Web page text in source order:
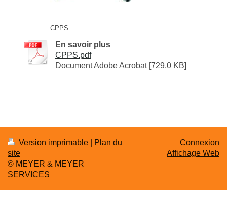
CPPS
En savoir plus
CPPS.pdf
Document Adobe Acrobat [729.0 KB]
Version imprimable
Plan du
site
© MEYER & MEYER
SERVICES
Connexion
Affichage Web